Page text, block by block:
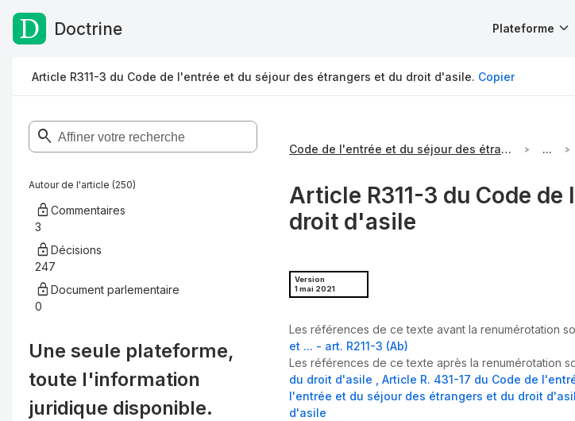
Passer au contenu
Doctrine Plateforme
Article R311-3 du Code de l'entrée et du séjour des étrangers et du droit d'asile. Copier
Autour de l'article (250)
Commentaires
3
Décisions
247
Document parlementaire
0
Une seule plateforme,
toute l'information
juridique disponible.
Code de l'entrée et du séjour des étrangers et du droit d'asile ...
Article R311-3 du Code
droit d'asile
Version
1 mai 2021
Les références de ce texte avant la renumérotation
et ... - art. R211-3 (Ab)
Les références de ce texte après la renumérotation
du droit d'asile
Article R. 431-17 du Code de
l'entrée et du séjour des étrangers et du droit
d'asile